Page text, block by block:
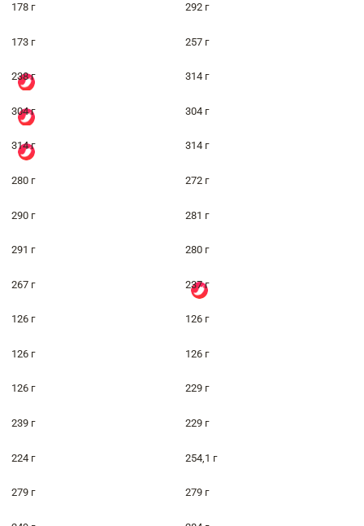
178 г 292 г
173 г 257 г
238 г 314 г
304 г 304 г
314 г 314 г
280 г 272 г
290 г 281 г
291 г 280 г
267 г 237 г
126 г 126 г
126 г 126 г
126 г 229 г
239 г 229 г
224 г 254,1 г
279 г 279 г